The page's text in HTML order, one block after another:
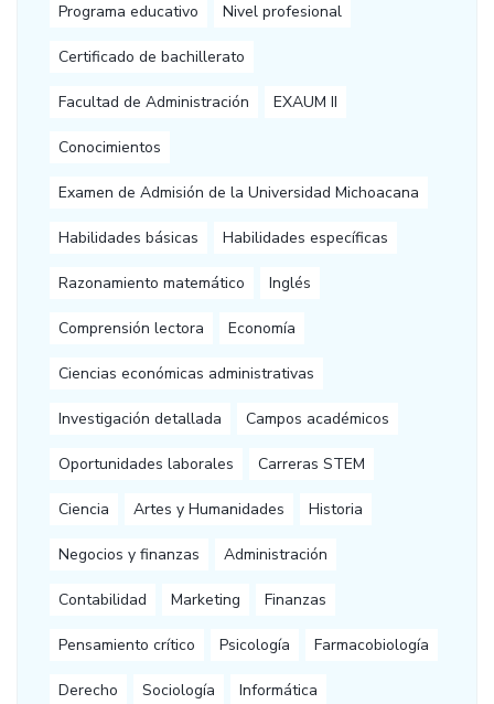
Programa educativo Nivel profesional
Certificado de bachillerato
Facultad de Administración EXAUM II
Conocimientos
Examen de Admisión de la Universidad Michoacana
Habilidades básicas Habilidades específicas
Razonamiento matemático Inglés
Comprensión lectora Economía
Ciencias económicas administrativas
Investigación detallada Campos académicos
Oportunidades laborales Carreras STEM
Ciencia Artes y Humanidades Historia
Negocios y finanzas Administración
Contabilidad Marketing Finanzas
Pensamiento crítico Psicología Farmacobiología
Derecho Sociología Informática